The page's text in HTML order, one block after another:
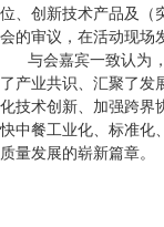
位、创新技术产品及（
会的审议，在活动现场
与会嘉宾一致认为，
了产业共识、汇聚了发
化技术创新、加强跨界
快中餐工业化、标准化
质量发展的崭新篇章。